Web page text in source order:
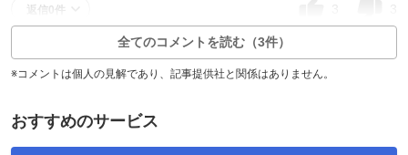
返信0件
全てのコメントを読む（3件）
※コメントは個人の見解であり、記事提供社と関係はありません。
おすすめのサービス